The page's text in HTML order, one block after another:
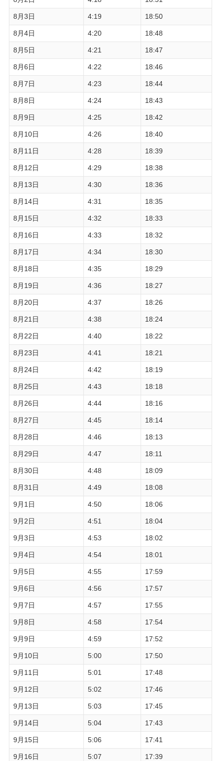
8月3日 4:19 18:50
8月4日 4:20 18:48
8月5日 4:21 18:47
8月6日 4:22 18:46
8月7日 4:23 18:44
8月8日 4:24 18:43
8月9日 4:25 18:42
8月10日 4:26 18:40
8月11日 4:28 18:39
8月12日 4:29 18:38
8月13日 4:30 18:36
8月14日 4:31 18:35
8月15日 4:32 18:33
8月16日 4:33 18:32
8月17日 4:34 18:30
8月18日 4:35 18:29
8月19日 4:36 18:27
8月20日 4:37 18:26
8月21日 4:38 18:24
8月22日 4:40 18:22
8月23日 4:41 18:21
8月24日 4:42 18:19
8月25日 4:43 18:18
8月26日 4:44 18:16
8月27日 4:45 18:14
8月28日 4:46 18:13
8月29日 4:47 18:11
8月30日 4:48 18:09
8月31日 4:49 18:08
9月1日 4:50 18:06
9月2日 4:51 18:04
9月3日 4:53 18:02
9月4日 4:54 18:01
9月5日 4:55 17:59
9月6日 4:56 17:57
9月7日 4:57 17:55
9月8日 4:58 17:54
9月9日 4:59 17:52
9月10日 5:00 17:50
9月11日 5:01 17:48
9月12日 5:02 17:46
9月13日 5:03 17:45
9月14日 5:04 17:43
9月15日 5:06 17:41
9月16日 5:07 17:39